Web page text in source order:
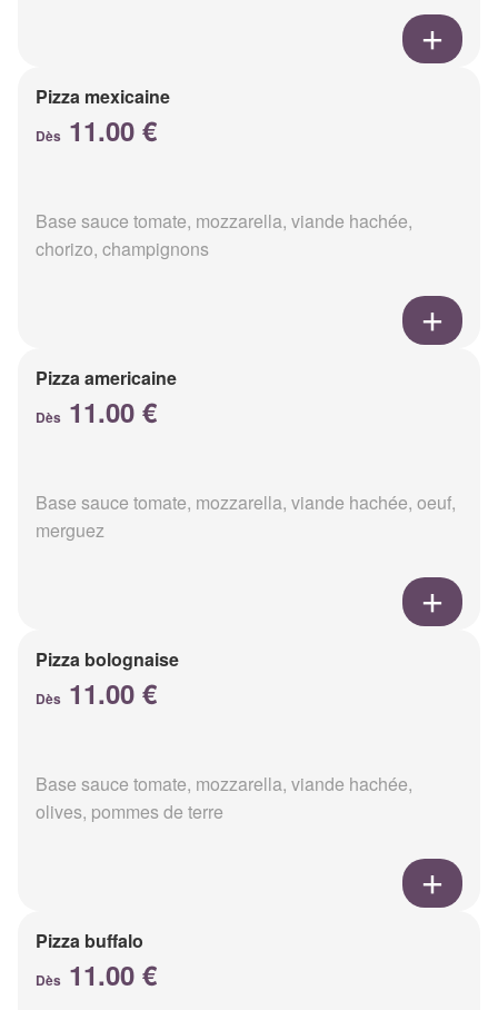
Pizza mexicaine
Dès 11.00 €
Base sauce tomate, mozzarella, viande hachée,
chorizo, champignons
Pizza americaine
Dès 11.00 €
Base sauce tomate, mozzarella, viande hachée, oeuf,
merguez
Pizza bolognaise
Dès 11.00 €
Base sauce tomate, mozzarella, viande hachée,
olives, pommes de terre
Pizza buffalo
Dès 11.00 €